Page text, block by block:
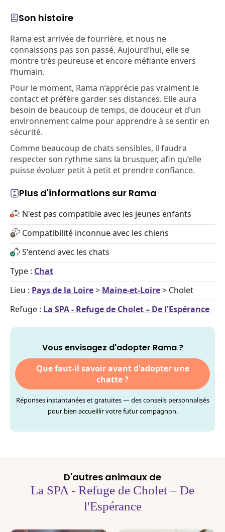
Son histoire
Rama est arrivée de fourrière, et nous ne
connaissons pas son passé. Aujourd’hui, elle se
montre très peureuse et encore méfiante envers
l’humain.
Pour le moment, Rama n’apprécie pas vraiment le
contact et préfère garder ses distances. Elle aura
besoin de beaucoup de temps, de douceur et d’un
environnement calme pour apprendre à se sentir en
sécurité.
Comme beaucoup de chats sensibles, il faudra
respecter son rythme sans la brusquer, afin qu’elle
puisse évoluer petit à petit et prendre confiance.
Plus d'informations sur Rama
N'est pas compatible avec les jeunes enfants
Compatibilité inconnue avec les chiens
S'entend avec les chats
Type : Chat
Lieu : Pays de la Loire> Maine-et-Loire> Cholet
Refuge : La SPA - Refuge de Cholet – De l'Espérance
Vous envisagez d'adopter Rama ?
Que faut-il savoir avant d'adopter une
chatte ?
Réponses instantanées et gratuites — des conseils personnalisés
pour bien accueillir votre futur compagnon.
D'autres animaux de
La SPA - Refuge de Cholet – De
l'Espérance